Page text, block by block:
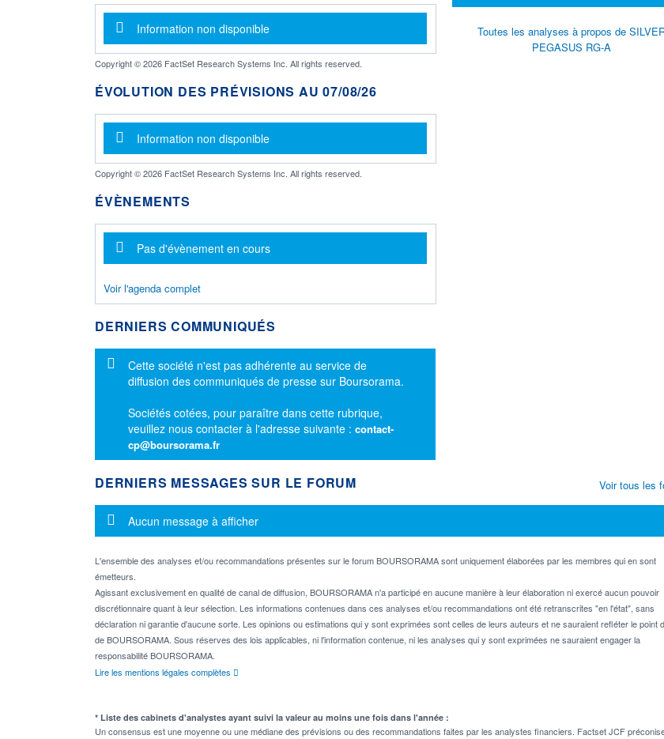
Message d'information
Information non disponible
Copyright © 2026 FactSet Research Systems Inc. All rights reserved.
ÉVOLUTION DES PRÉVISIONS AU 07/08/26
Message d'information
Information non disponible
Copyright © 2026 FactSet Research Systems Inc. All rights reserved.
ÉVÈNEMENTS
Message d'information
Pas d'évènement en cours
Voir l'agenda complet
DERNIERS COMMUNIQUÉS
Message d'information
Cette société n'est pas adhérente au service de
diffusion des communiqués de presse sur Boursorama.
Sociétés cotées, pour paraître dans cette rubrique,
veuillez nous contacter à l'adresse suivante : contact-
cp@boursorama.fr
Toutes les analyses à propos de
PEGASUS RG-A
DERNIERS MESSAGES SUR LE FORUM
Message d'information
Aucun message à afficher
L'ensemble des analyses et/ou recommandations présentes sur le forum BOURSORAMA sont uniquement élaborées par les membres qui en sont
émetteurs.
Agissant exclusivement en qualité de canal de diffusion, BOURSORAMA n'a participé en aucune manière à leur élaboration ni exercé aucun pouvoir
discrétionnaire quant à leur sélection. Les informations contenues dans ces analyses et/ou recommandations ont été retranscrites "en l'état", sans
déclaration ni garantie d'aucune sorte. Les opinions ou estimations qui y sont exprimées sont celles de leurs auteurs et ne sauraient refléter le point
de BOURSORAMA. Sous réserves des lois applicables, ni l'information contenue, ni les analyses qui y sont exprimées ne sauraient engager la
responsabilité BOURSORAMA.
Lire les mentions légales complètes
Voir tous les
* Liste des cabinets d'analystes ayant suivi la valeur au moins une fois dans l'année :
Un consensus est une moyenne ou une médiane des prévisions ou des recommandations faites par les analystes financiers. Factset JCF